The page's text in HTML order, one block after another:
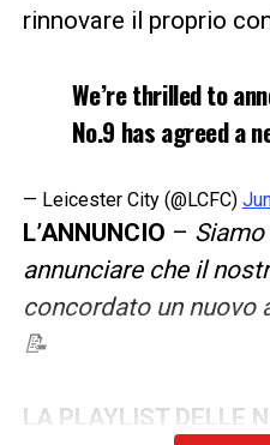
rinnovare il proprio
We’re thrilled to
No.9 has agreed a
— Leicester City (@LCFC)
L’ANNUNCIO –
annunciare che il
concordato un nuovo
📝
LA PLAYLIST DELLE